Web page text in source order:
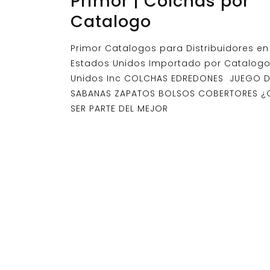
Catalogo
Primor Catalogos para Distribuidores en
Estados Unidos Importado por
Unidos Inc COLCHAS EDREDONES JUEGO
SABANAS ZAPATOS BOLSOS COBERTORES
SER PARTE DEL MEJOR